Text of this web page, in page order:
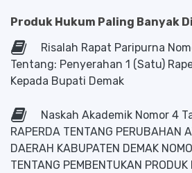
Produk Hukum Paling Banyak
Risalah Rapat Paripurna
Tentang: Penyerahan 1 (Satu)
Kepada Bupati Demak
Naskah Akademik Nomor 4
RAPERDA TENTANG PERUBAHAN
DAERAH KABUPATEN DEMAK
TENTANG PEMBENTUKAN PRODUK